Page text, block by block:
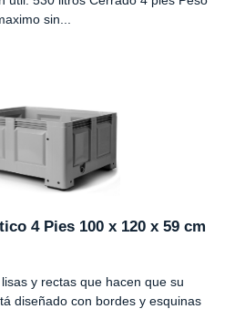
sin...
4 Pies 100 x 120 x 59 cm
y rectas que hacen que su
diseñado con bordes y esquinas